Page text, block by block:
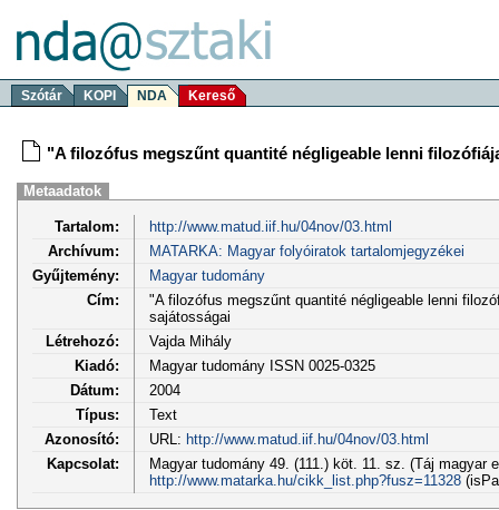
Szótár KOPI NDA Kereső
"A filozófus megszűnt quantité négligeable lenni
Metaadatok
Tartalom:
http://www.matud.iif.hu/04nov/03.html
Archívum:
MATARKA: Magyar folyóiratok tartalomjegyzékei
Gyűjtemény:
Magyar tudomány
Cím:
"A filozófus megszűnt quantité négligeable lenni
sajátosságai
Létrehozó:
Vajda Mihály
Kiadó:
Magyar tudomány ISSN 0025-0325
Dátum:
2004
Típus:
Text
Azonosító:
URL: http://www.matud.iif.hu/04nov/03.html
Kapcsolat:
Magyar tudomány 49. (111.) köt. 11. sz. (Táj magyar
http://www.matarka.hu/cikk_list.php?fusz=11328